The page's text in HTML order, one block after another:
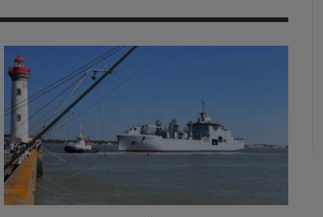
SÉCURITÉ ÉTRANGÈRES
TRAINING
SURVIVAL / AUTONOMY / SPORT
INDUSTRIES
LE COIN DE LA « REDACCHEF »
JEUNES AUTEURS
DOCUMENTATION THÉMATIQUE
PODCAST
2013
2016
2018